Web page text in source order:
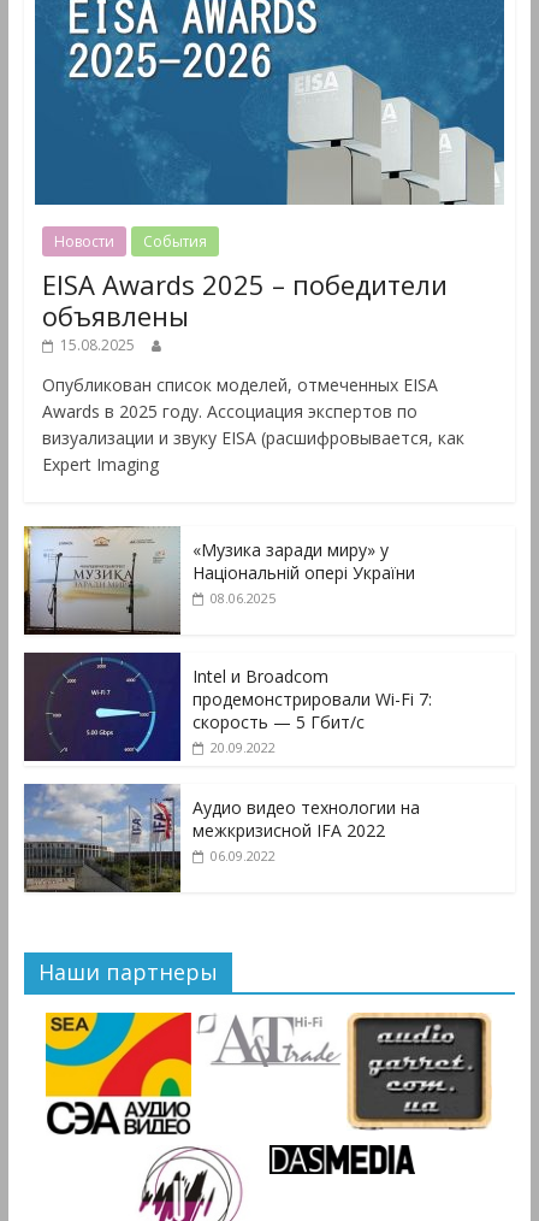
Новости События
EISA Awards 2025 – победители
объявлены
15.08.2025
Опубликован список моделей, отмеченных EISA
Awards в 2025 году. Ассоциация экспертов по
визуализации и звуку EISA (расшифровывается, как
Expert Imaging
«Музика заради миру» у
Національній опері України
08.06.2025
Intel и Broadcom
продемонстрировали Wi-Fi 7:
скорость — 5 Гбит/с
20.09.2022
Аудио видео технологии на
межкризисной IFA 2022
06.09.2022
Наши партнеры